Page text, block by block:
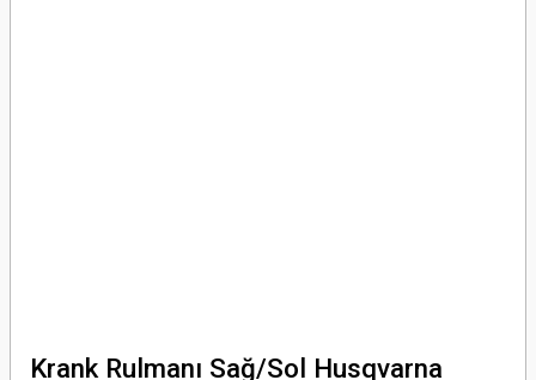
Krank Rulmanı Sağ/Sol Husqvarna